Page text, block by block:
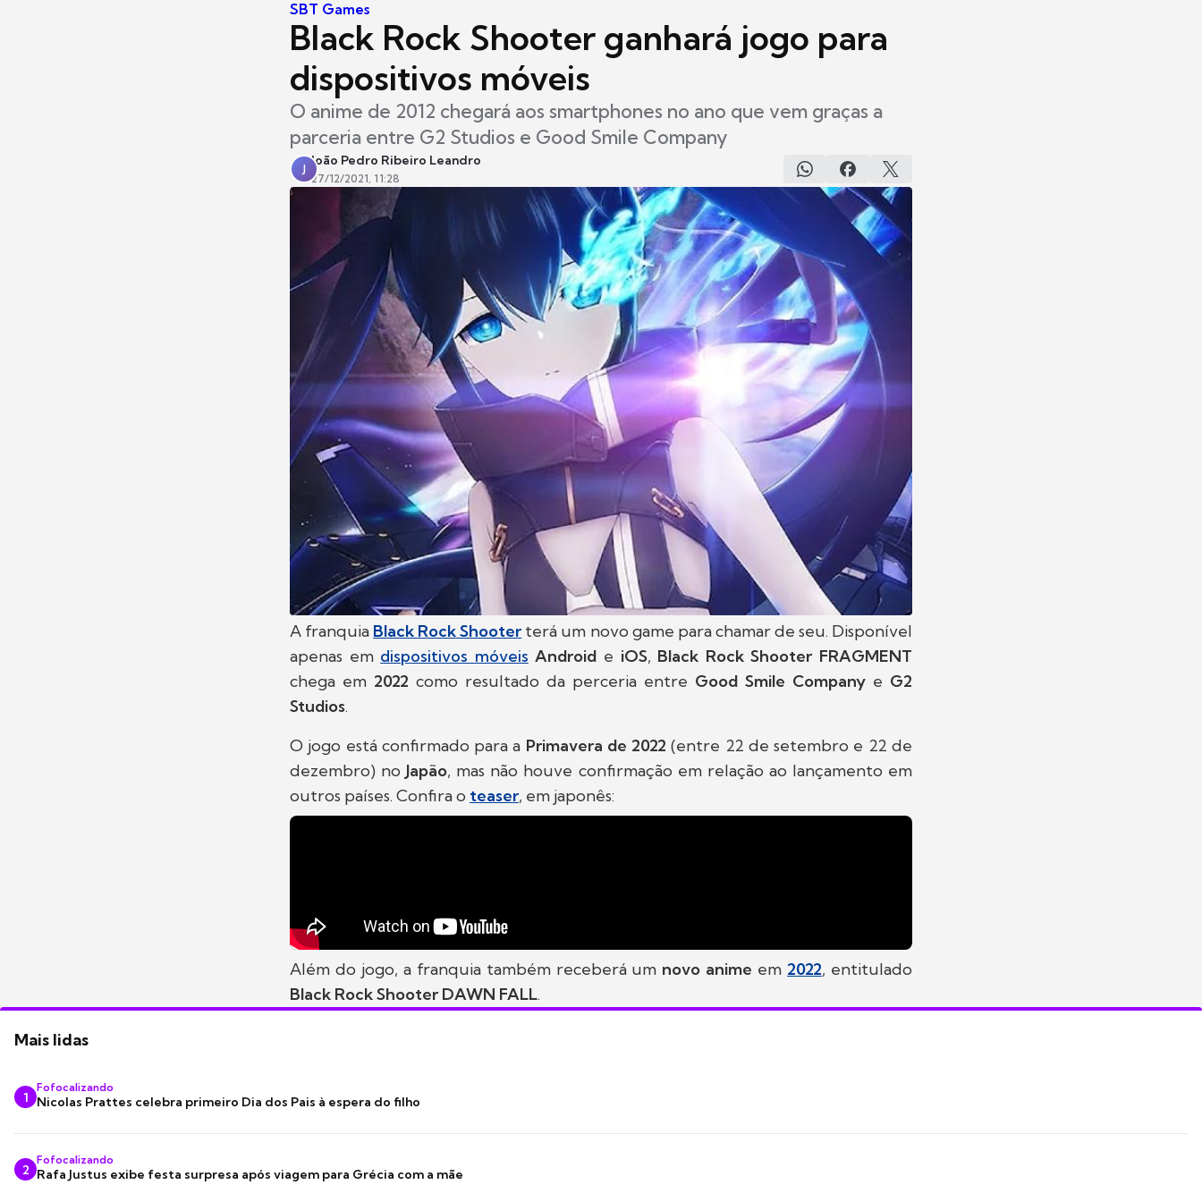
SBT Games
Black Rock Shooter ganhará jogo para
dispositivos móveis
O anime de 2012 chegará aos smartphones no ano que vem graças a
parceria entre G2 Studios e Good Smile Company
J
João Pedro Ribeiro Leandro
27/12/2021, 11:28
A franquia Black Rock Shooter terá um novo game para chamar de seu. Disponível
apenas em dispositivos móveis Android e iOS, Black Rock Shooter FRAGMENT
chega em 2022 como resultado da perceria entre Good Smile Company e G2
Studios.
O jogo está confirmado para a Primavera de 2022 (entre 22 de setembro e 22 de
dezembro) no Japão, mas não houve confirmação em relação ao lançamento em
outros países. Confira o teaser, em japonês:
Além do jogo, a franquia também receberá um novo anime em 2022, entitulado
Black Rock Shooter DAWN FALL.
Mais lidas
1
Fofocalizando
Nicolas Prattes celebra primeiro Dia dos Pais à espera do filho
2
Fofocalizando
Rafa Justus exibe festa surpresa após viagem para Grécia com a mãe